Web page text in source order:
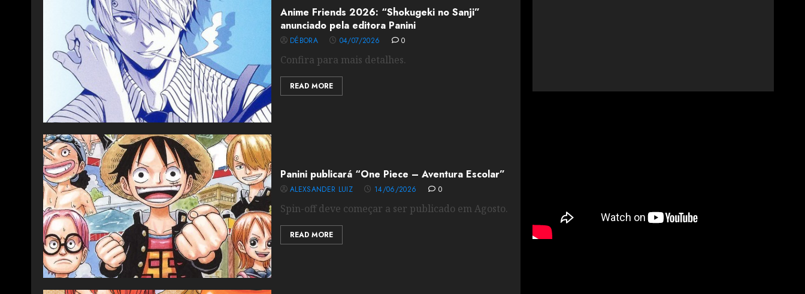
Anime Friends 2026: “Shokugeki no Sanji”
anunciado pela editora Panini
DÉBORA 04/07/2026 0
Confira para mais detalhes.
READ MORE
Panini publicará “One Piece – Aventura Escolar”
ALEXSANDER LUIZ 14/06/2026 0
Spin-off deve começar a ser publicado em Agosto.
READ MORE